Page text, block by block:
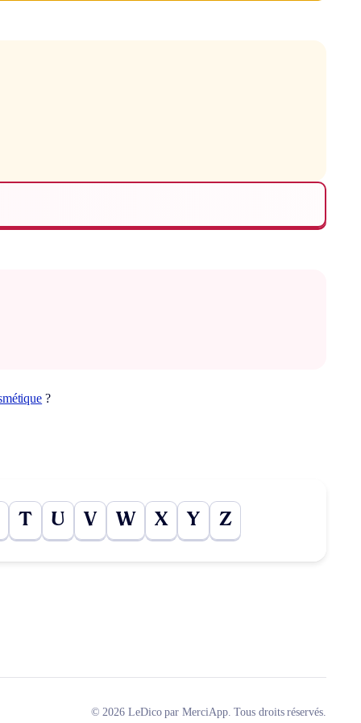
?
T U V W X Y Z
© 2026 LeDico par MerciApp. Tous droits réservés.